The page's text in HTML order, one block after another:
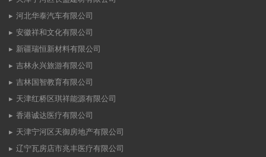
河北华泰汽车有限公司
安徽祥和文化有限公司
新疆瑞恒新材料有限公司
吉林永兴旅游有限公司
吉林国智教育有限公司
天津红桥区琪祥能源有限公司
香港诚达医疗有限公司
天津宁河区天御房地产有限公司
辽宁瓦房店市兆丰医疗有限公司